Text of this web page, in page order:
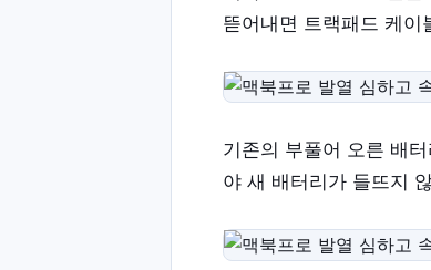
뜯어내면 트랙패드 케
기존의 부풀어 오른 배
야 새 배터리가 들뜨지